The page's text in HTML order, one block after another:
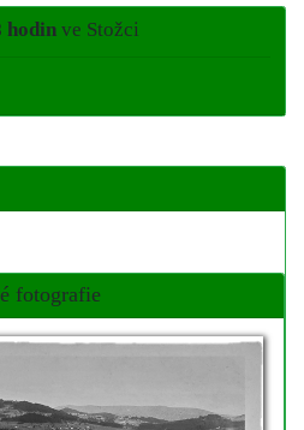
hodinve Stožci
fotografie